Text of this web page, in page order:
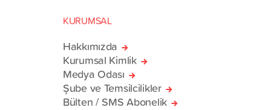
KURUMSAL
Hakkımızda
Kurumsal Kimlik
Medya Odası
Şube ve Temsilcilikler
Bülten / SMS Abonelik